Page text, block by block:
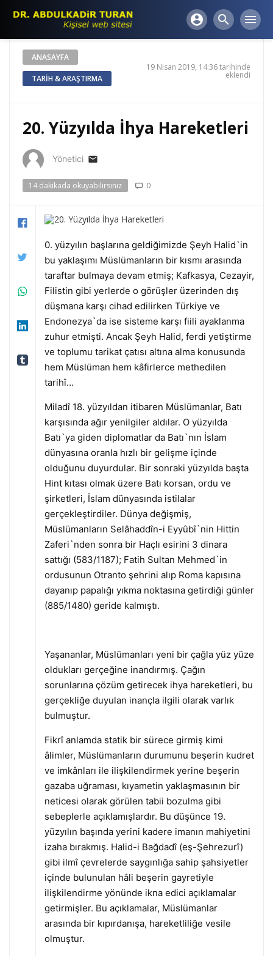
sandalye
sandalye
kiralama
sandalye
kiralama
sandalye
masa
kaplama
account_circle search menu
ANASAYFA
TARIH & ARAŞTIRMA
19 Nisan 2019, 14:36 tarihinde
eklendi
20. Yüzyılda İhya Hareketleri
Yönetici email
14 dakikada okuyabilirsiniz 0
0. yüzyılın başlarına geldiğimizde Şeyh Halid`in
bu yaklaşımı Müslümanların bir kısmı arasında
taraftar bulmaya devam etmiş; Kafkasya, Cezayir,
Filistin gibi yerlerde o görüşler üzerinden dış
düşmana karşı cihad edilirken Türkiye ve
Endonezya`da ise sisteme karşı fiili ayaklanma
zuhur etmişti. Ancak Şeyh Halid, ferdi yetiştirme
ve toplumu tarikat çatısı altına alma konusunda
hem Müslüman hem kâfirlerce methedilen
tarihî…
Miladî 18. yüzyıldan itibaren Müslümanlar, Batı
karşısında ağır yenilgiler aldılar. O yüzyılda
Batı`ya giden diplomatlar da Batı`nın İslam
dünyasına oranla hızlı bir gelişme içinde
olduğunu duyurdular. Bir sonraki yüzyılda başta
Hint kıtası olmak üzere Batı korsan, ordu ve
şirketleri, İslam dünyasında istilalar
gerçekleştirdiler. Dünya değişmiş,
Müslümanların Selâhaddîn-i Eyyûbî`nin Hittin
Zaferi`nden sonra bir Haçlı esirini 3 dinara
sattığı (583/1187); Fatih Sultan Mehmed`in
ordusunun Otranto şehrini alıp Roma kapısına
dayanıp papalığı yıkma noktasına getirdiği günler
(885/1480) geride kalmıştı.
Yaşananlar, Müslümanları yeni bir çağla yüz yüze
oldukları gerçeğine inandırmış. Çağın
sorunlarına çözüm getirecek ihya hareketleri, bu
gerçekliğe duyulan inançla ilgili olarak varlık
bulmuştur.
Fikrî anlamda statik bir sürece girmiş kimi
âlimler, Müslümanların durumunu beşerin kudret
ve imkânları ile ilişkilendirmek yerine beşerin
gazaba uğraması, kıyametin yaklaşmasının bir
neticesi olarak görülen tabii bozulma gibi
sebeplerle açıklamışlardır. Bu düşünce 19.
yüzyılın başında yerini kadere imanın mahiyetini
izaha bırakmış. Halid-i Bağdadî (eş-Şehrezurî)
gibi ilmî çevrelerde saygınlığa sahip şahsiyetler
içinde bulunulan hâli beşerin gayretiyle
ilişkilendirme yönünde ikna edici açıklamalar
getirmişler. Bu açıklamalar, Müslümanlar
arasında bir kıpırdanışa, hareketliliğe vesile
olmuştur.